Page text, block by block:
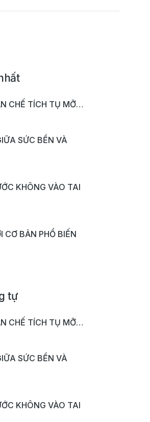
CHẾ TÍCH TỤ MỠ…
SỨC BỀN VÀ
KHÔNG VÀO TAI
CƠ BẢN PHỔ BIẾN
tự
CHẾ TÍCH TỤ MỠ…
SỨC BỀN VÀ
KHÔNG VÀO TAI